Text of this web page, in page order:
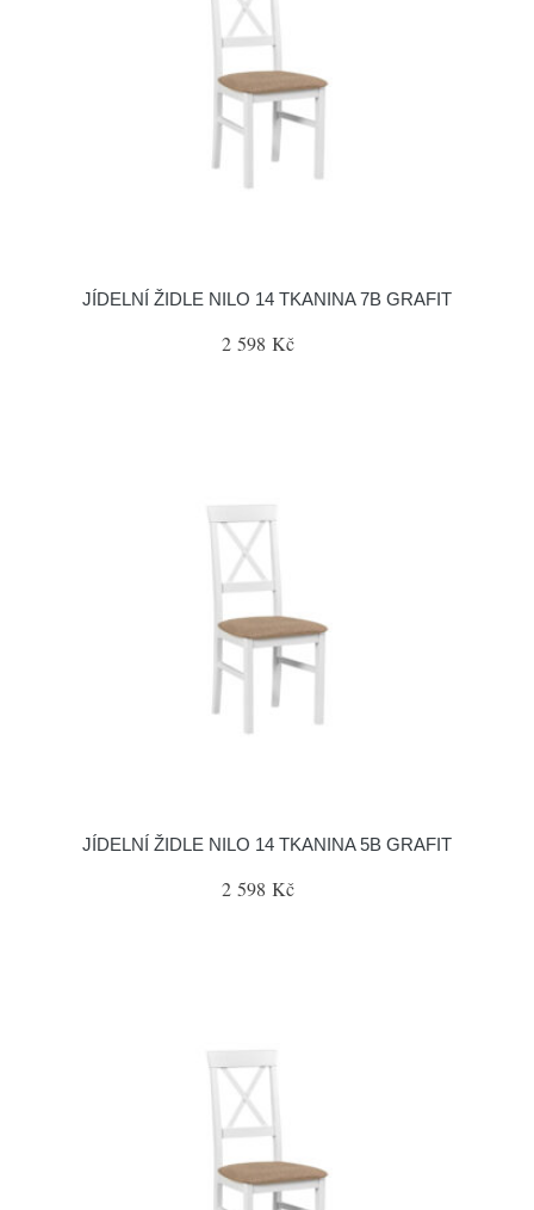
JÍDELNÍ ŽIDLE NILO 14 TKANINA 7B GRAFIT
2 598 Kč
JÍDELNÍ ŽIDLE NILO 14 TKANINA 5B GRAFIT
2 598 Kč